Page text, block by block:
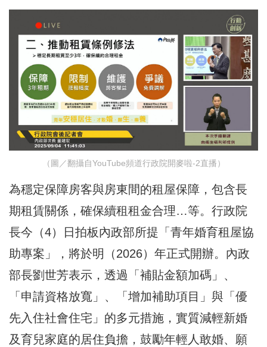
（圖／翻攝自YouTube頻道行政院開麥啦-2直播）
為穩定保障房客與房東間的租屋保障，包含長
期租賃關係，確保續租租金合理…等。行政院
長今（4）日拍板內政部所提「青年婚育租屋協
助專案」，將於明（2026）年正式開辦。內政
部長劉世芳表示，透過「補貼金額加碼」、
「申請資格放寬」、「增加補助項目」與「優
先入住社會住宅」的多元措施，實質減輕新婚
及育兒家庭的居住負擔，鼓勵年輕人敢婚、願